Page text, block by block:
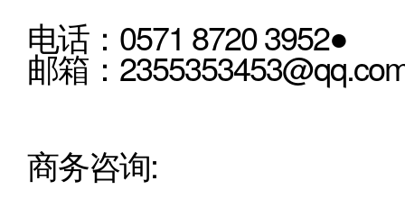
电话：0571 8720 3952●
邮箱：
商务咨询: